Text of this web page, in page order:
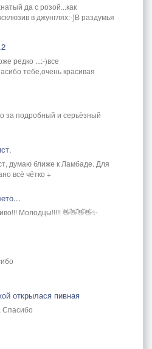
да с розой...как
в джунглях:-)В раздумья
редко ...:-)все
тебе,очень красивая
за подробный и серьёзный
думаю ближе к Ламбаде. Для
всё чётко +
Молодцы!!!!! 👋👋👋👋✨
открылася пивная
Спасибо